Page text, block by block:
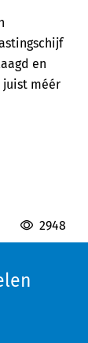
en
juist méér
2948